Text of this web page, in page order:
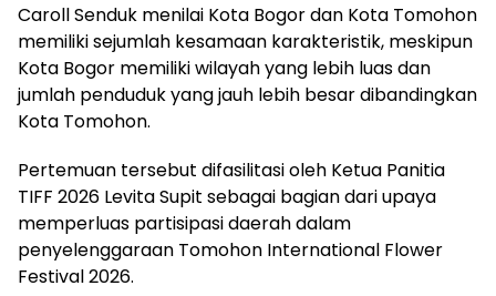
Caroll Senduk menilai Kota Bogor dan Kota Tomohon
memiliki sejumlah kesamaan karakteristik, meskipun
Kota Bogor memiliki wilayah yang lebih luas dan
jumlah penduduk yang jauh lebih besar dibandingkan
Kota Tomohon.
Pertemuan tersebut difasilitasi oleh Ketua Panitia
TIFF 2026 Levita Supit sebagai bagian dari upaya
memperluas partisipasi daerah dalam
penyelenggaraan Tomohon International Flower
Festival 2026.